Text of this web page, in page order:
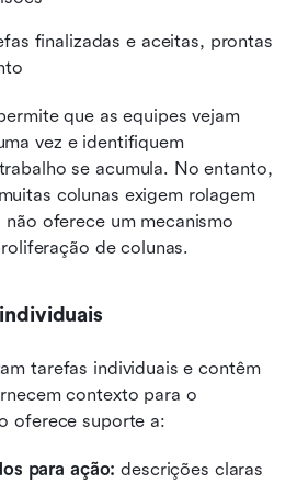
finalizadas e aceitas, prontas
que as equipes vejam
vez e identifiquem
se acumula. No entanto,
colunas exigem rolagem
oferece um mecanismo
de colunas.
tarefas individuais e contêm
contexto para o
oferece suporte a:
para ação: descrições claras